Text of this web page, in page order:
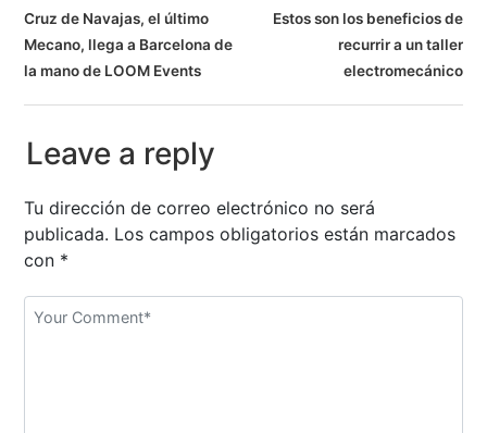
N
a
v
e
a
c
i
Cruz de Navajas, el último
Mecano, llega a Barcelona de
la mano de LOOM Events
Estos son los beneficios de
recurrir a un taller
electromecánico
Leave a reply
Tu dirección de correo electrónico no será
publicada. Los campos obligatorios están marcados
con *